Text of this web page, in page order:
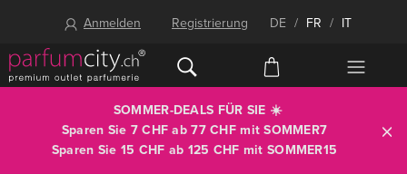
Anmelden Registrierung DE / FR / IT
SOMMER-DEALS FÜR SIE ☀️
Sparen Sie 7 CHF ab 77 CHF mitSOMMER7
Sparen Sie 15 CHF ab 125 CHF mit SOMMER15